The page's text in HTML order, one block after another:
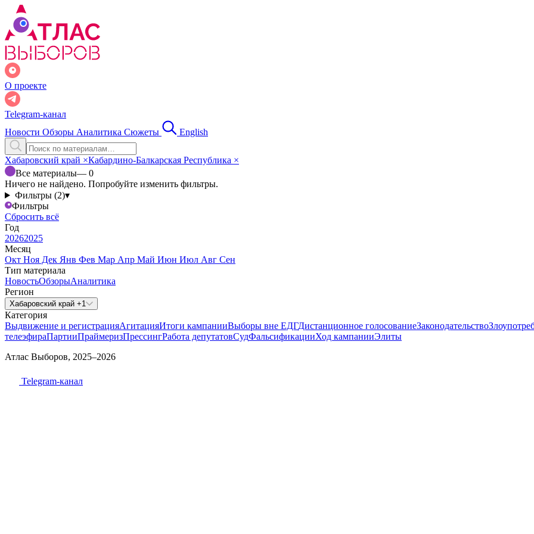
О проекте
Telegram-канал
Новости Обзоры Аналитика Сюжеты English
Хабаровский край ×Кабардино-Балкарская Республика ×
Все материалы— 0
Ничего не найдено. Попробуйте изменить фильтры.
Фильтры (2)▾
Фильтры
Сбросить всё
Год
20262025
Месяц
Окт Ноя Дек Янв Фев Мар Апр Май Июн Июл Авг Сен
Тип материала
НовостьОбзорыАналитика
Регион
Хабаровский край +1
Категория
Выдвижение и регистрацияАгитацияИтоги кампанииВыборы вне ЕДГДистанционное голосованиеЗаконодательство
телеэфираПартииПраймеризПрессингРабота депутатовСудФальсификацииХод кампанииЭлиты
Атлас Выборов, 2025–2026
Telegram-канал